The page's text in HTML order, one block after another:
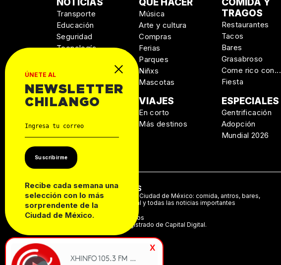
ÚNETE AL
NEWSLETTER
CHILANGO
Suscribirme
Recibe cada semana una
selección con lo más
sorprendente de la
Ciudad de México.
Transporte
Educación
Seguridad
Tecnología
Música
Arte y cultura
Compras
Ferias
Parques
Niñxs
Mascotas
TRAGOS
Restaurantes
Tacos
Bares
Grasabroso
Come rico con...
Fiesta
MANUAL DE
Personal
Casa
VIAJES
En corto
Más destinos
ESPECIALES
Gentrificación
Adopción
Mundial 2026
ACERCA DE NOSOTROS
Te decimos qué hacer en la Ciudad de México: comida, antros, bares,
música, cine, cartelera teatral y todas las noticias importantes
©2024 Derechos Reservados
Chilango es una marca registrado de Capital Digital.
x